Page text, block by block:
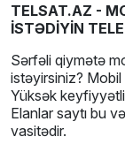
TELSAT.AZ -
İSTƏDİYİN
Sərfəli qiymətə
istəyirsiniz? Mobil
Yüksək keyfiyyətli
Elanlar saytı bu
vasitədir.